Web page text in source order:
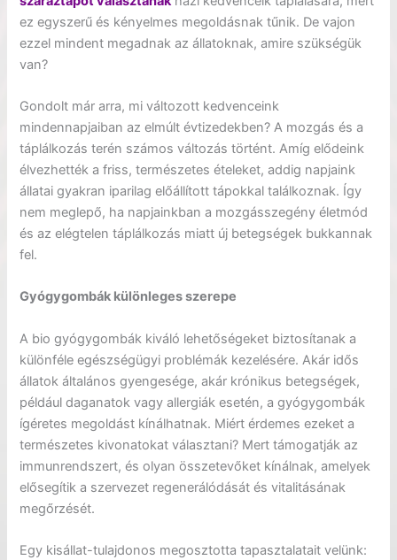
ez egyszerű és kényelmes megoldásnak tűnik. De vajon
ezzel mindent megadnak az állatoknak, amire szükségük
van?
Gondolt már arra, mi változott kedvenceink
mindennapjaiban az elmúlt évtizedekben? A mozgás és a
táplálkozás terén számos változás történt. Amíg elődeink
élvezhették a friss, természetes ételeket, addig napjaink
állatai gyakran iparilag előállított tápokkal találkoznak. Így
nem meglepő, ha napjainkban a mozgásszegény életmód
és az elégtelen táplálkozás miatt új betegségek bukkannak
fel.
Gyógygombák különleges szerepe
A bio gyógygombák kiváló lehetőségeket biztosítanak a
különféle egészségügyi problémák kezelésére. Akár idős
állatok általános gyengesége, akár krónikus betegségek,
például daganatok vagy allergiák esetén, a gyógygombák
ígéretes megoldást kínálhatnak. Miért érdemes ezeket a
természetes kivonatokat választani? Mert támogatják az
immunrendszert, és olyan összetevőket kínálnak, amelyek
elősegítik a szervezet regenerálódását és vitalitásának
megőrzését.
Egy kisállat-tulajdonos megosztotta tapasztalatait velünk: